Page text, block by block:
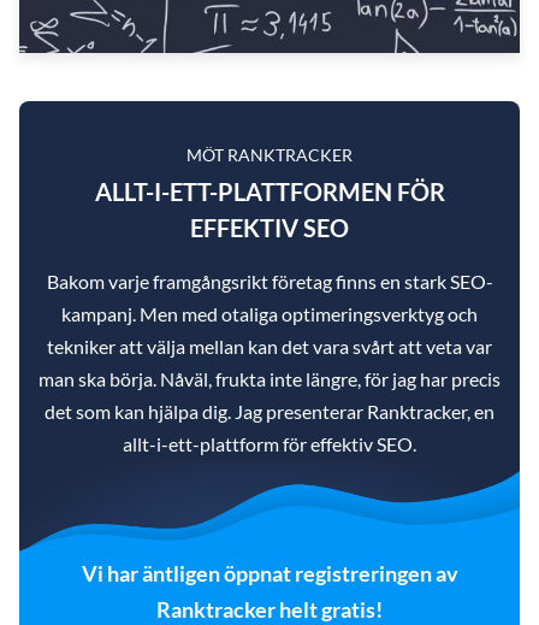
MÖT RANKTRACKER
ALLT-I-ETT-PLATTFORMEN FÖR
EFFEKTIV SEO
Bakom varje framgångsrikt företag finns en stark SEO-
kampanj. Men med otaliga optimeringsverktyg och
tekniker att välja mellan kan det vara svårt att veta var
man ska börja. Nåväl, frukta inte längre, för jag har precis
det som kan hjälpa dig. Jag presenterar Ranktracker, en
allt-i-ett-plattform för effektiv SEO.
Vi har äntligen öppnat registreringen av
Ranktracker helt gratis!